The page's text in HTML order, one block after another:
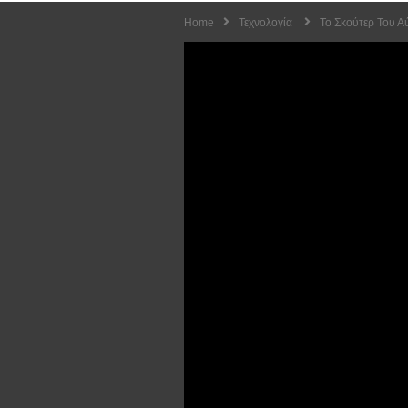
Home Τεχνολογία Το Σκούτερ Του